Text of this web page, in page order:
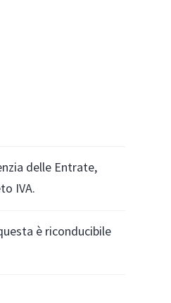
delle Entrate,
IVA.
è riconducibile